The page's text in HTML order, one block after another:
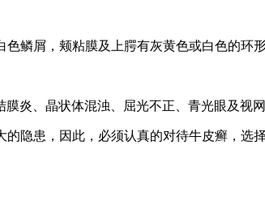
鳞屑，颊粘膜及上腭有灰黄色或白色的环形
炎、晶状体混浊、屈光不正、青光眼及视网
隐患，因此，必须认真的对待牛皮癣，选择